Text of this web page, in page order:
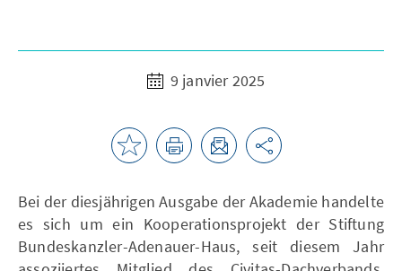
9 janvier 2025
Bei der diesjährigen Ausgabe der Akademie handelte
es sich um ein Kooperationsprojekt der Stiftung
Bundeskanzler-Adenauer-Haus, seit diesem Jahr